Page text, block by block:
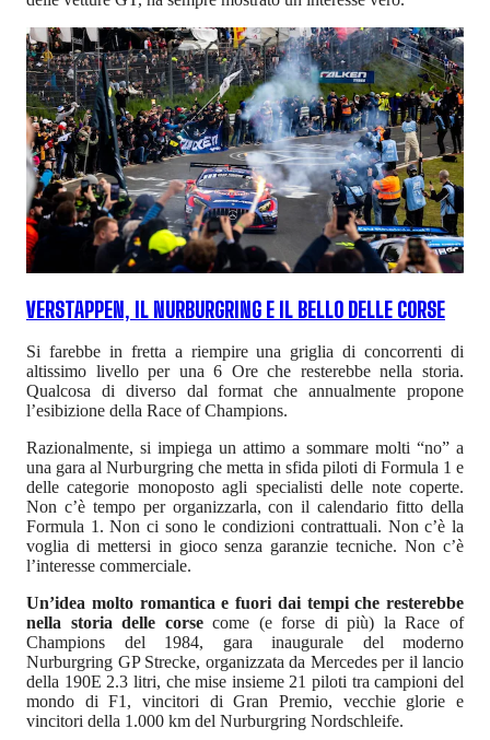
VERSTAPPEN, IL NURBURGRING E IL BELLO DELLE CORSE
Si farebbe in fretta a riempire una griglia di concorrenti di
altissimo livello per una 6 Ore che resterebbe nella storia.
Qualcosa di diverso dal format che annualmente propone
l’esibizione della Race of Champions.
Razionalmente, si impiega un attimo a sommare molti “no” a
una gara al Nurburgring che metta in sfida piloti di Formula 1 e
delle categorie monoposto agli specialisti delle note coperte.
Non c’è tempo per organizzarla, con il calendario fitto della
Formula 1. Non ci sono le condizioni contrattuali. Non c’è la
voglia di mettersi in gioco senza garanzie tecniche. Non c’è
l’interesse commerciale.
Un’idea molto romantica e fuori dai tempi che resterebbe
nella storia delle corsecome (e forse di più) la Race of
Champions del 1984, gara inaugurale del moderno
Nurburgring GP Strecke, organizzata da Mercedes per il lancio
della 190E 2.3 litri, che mise insieme 21 piloti tra campioni del
mondo di F1, vincitori di Gran Premio, vecchie glorie e
vincitori della 1.000 km del Nurburgring Nordschleife.